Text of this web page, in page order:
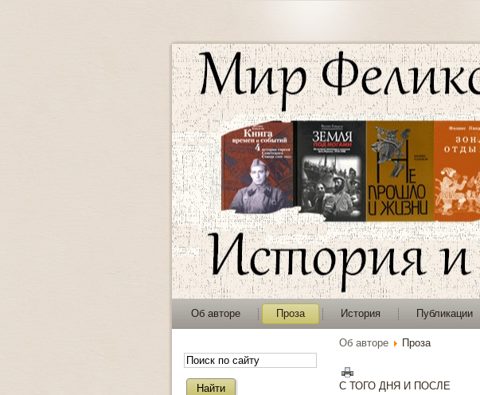
Об авторе Проза История Публикации
Об авторе Проза
С ТОГО ДНЯ И ПОСЛЕ